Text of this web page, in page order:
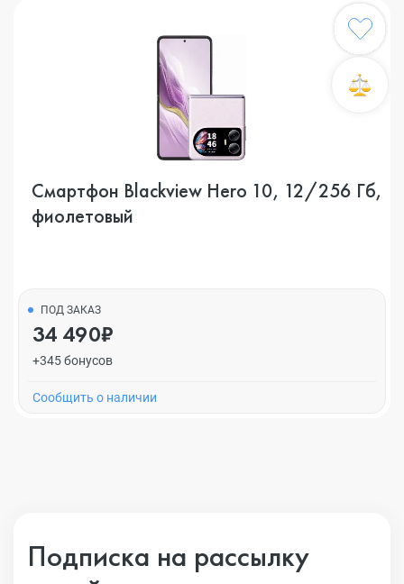
Смартфон Blackview Hero 10, 12/256 Гб,
фиолетовый
ПОД ЗАКАЗ
34 490₽
+345 бонусов
Cообщить о наличии
Подписка на рассылку